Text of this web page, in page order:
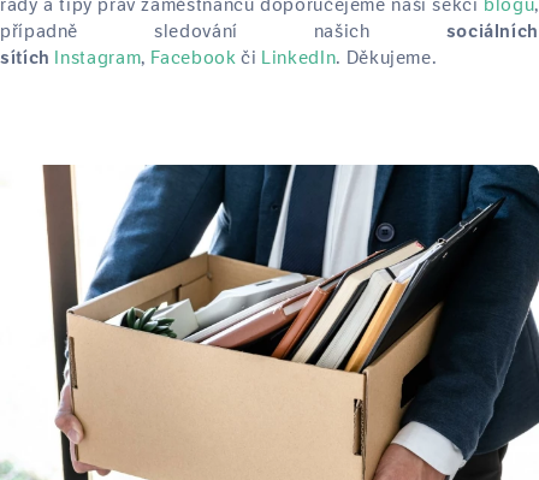
rady a tipy práv zaměstnanců doporučejeme naši sekci blogu,
případně sledování našich sociálních
sítích Instagram, Facebook či LinkedIn. Děkujeme.